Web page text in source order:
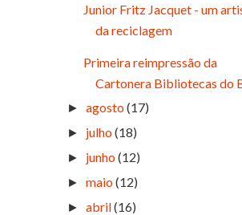
Junior Fritz Jacquet - um
da reciclagem
Primeira reimpressão da
Cartonera Bibliotecas do
►agosto(17)
► julho(18)
► junho(12)
►maio(12)
►abril(16)